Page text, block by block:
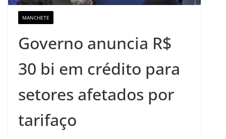
MANCHETE
Governo anuncia R$
30 bi em crédito para
setores afetados por
tarifaço